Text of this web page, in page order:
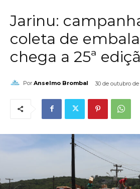
Jarinu:
coleta de
chega a 25ª
Por Anselmo Brombal 30 de outubro